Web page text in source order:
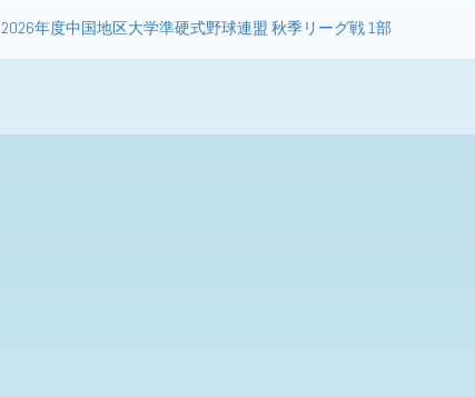
2026年度中国地区大学準硬式野球連盟 秋季リーグ戦 1部